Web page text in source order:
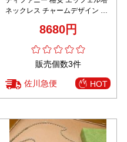
ネックレス チャームデザイン 口
8680円
販売個数3件
佐川急便 HOT